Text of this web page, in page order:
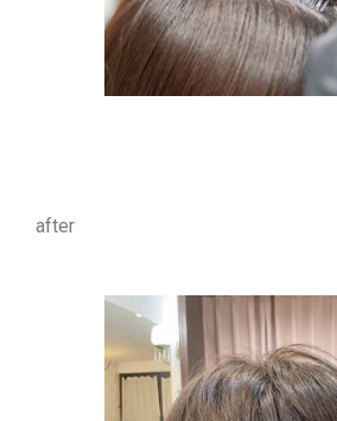
after